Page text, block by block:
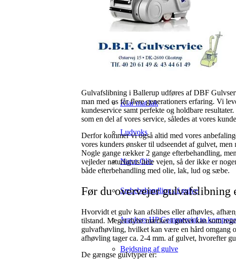
Hvid lak
Hvid olie
Klar mat lak
Ludvoks
Natur Olie
Sæbebehandling af gulve
Junckers HP Commercial to
Bejdsning af gulve
Gulvafslibning i Ballerup udføres af DBF
man med os får flere generationers erfaring. Vi
kundeservice samt perfekte og holdbare
som en del af vores service, således at vores
Derfor kommer vi også altid med vores
vores kunders ønsker til udseendet af gulvet,
Nogle gange rækker 2 gange efterbehandling,
vejleder naturligvis hele vejen, så der ikke er
både efterbehandling med olie, lak, lud og sæbe.
Før du overvejer
Hvorvidt et gulv kan afslibes eller afhøvles,
tilstand. Meget dybe mærker i gulvet kan som
gulvafhøvling, hvilket kan være en hård omgang
afhøvling tager ca. 2-4 mm. af gulvet, hvorefter
De gængse gulvtyper er: